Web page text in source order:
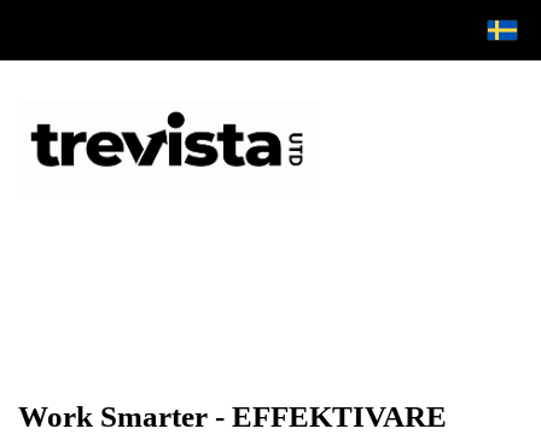
Work Smarter - EFFEKTIVARE